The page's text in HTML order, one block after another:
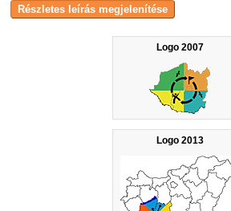
Logo 2007
Logo 2013